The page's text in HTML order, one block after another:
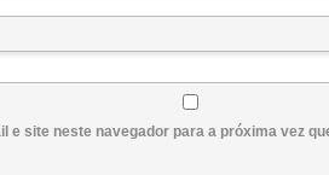
e site neste navegador para a próxima vez